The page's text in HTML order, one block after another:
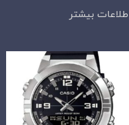
بیشتر